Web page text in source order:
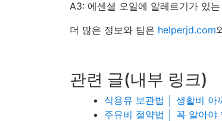
A3: 에센셜 오일에 알레르기가 있
더 많은 정보와 팁은 helperjd.com
관련 글(내부 링크)
식용유 보관법 │ 생활비 아
주유비 절약법 │ 꼭 알아야